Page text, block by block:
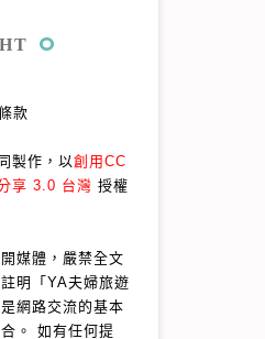
款
製作，以創用CC
享 3.0 台灣 授權
媒體，嚴禁全文
明「YA夫婦旅遊
網路交流的基本
。
如有任何提